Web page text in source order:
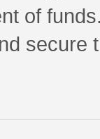
of
secure